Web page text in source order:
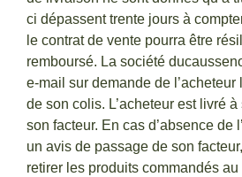
ci dépassent trente jours à
le contrat de vente pourra être
remboursé. La société
e-mail sur demande de l’acheteur
de son colis. L’acheteur est livré
son facteur. En cas d’absence de
un avis de passage de son
retirer les produits commandés